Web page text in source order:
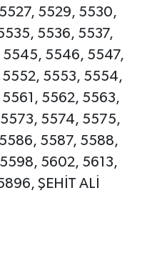
5529, 5530,
5536, 5537,
5546, 5547,
5553, 5554,
5562, 5563,
5574, 5575,
5587, 5588,
5602, 5613,
ŞEHİT ALİ